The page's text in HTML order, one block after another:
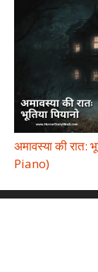
अमावस्या की
Piano)